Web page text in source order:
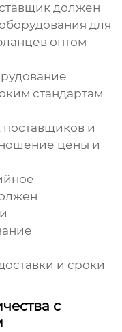
должен
оборудования для
оптом
стандартам
и
цены и
и сроки
с